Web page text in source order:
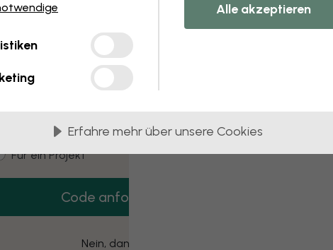
3 kostenlose Muster
dir 3 Tapetenmuster gratis nach Hause.
type
Für mich
Für ein Projekt
Code anfordern
Nein, danke
Alle akzeptieren
Erfahre mehr über unsere Cookies